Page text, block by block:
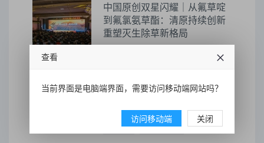
​中国原创双星闪耀｜从氟草啶
到氟氯氨草酯：清原持续创新
重塑灭生除草新格局
两款原创专利化合物，在全球非选择
护城河，其持续创新的战略意义，正
在深刻重塑当下灭生除草领域的竞争
氟草啶 氟氯氨草酯
查看
当前界面是电脑端界面，需要访问移动端网站吗？
访问移动端 关闭